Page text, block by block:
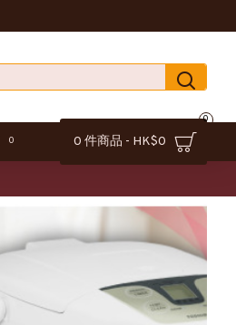
0 0 件商品 - HK$0
0